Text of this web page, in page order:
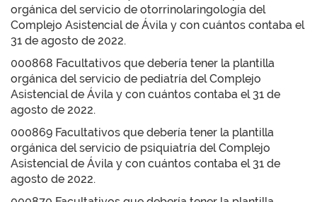
orgánica del servicio de otorrinolaringología del
Complejo Asistencial de Ávila y con cuántos contaba el
31 de agosto de 2022.
000868 Facultativos que debería tener la plantilla
orgánica del servicio de pediatría del Complejo
Asistencial de Ávila y con cuántos contaba el 31 de
agosto de 2022.
000869 Facultativos que debería tener la plantilla
orgánica del servicio de psiquiatría del Complejo
Asistencial de Ávila y con cuántos contaba el 31 de
agosto de 2022.